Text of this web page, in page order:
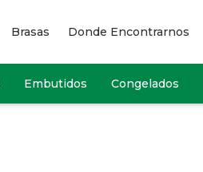
Embutidos Congelados
Brasas Donde Encontrarnos